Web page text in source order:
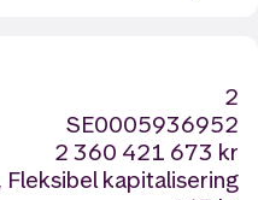
2
SE0005936952
2 360 421 673 kr
Fleksibel kapitalisering